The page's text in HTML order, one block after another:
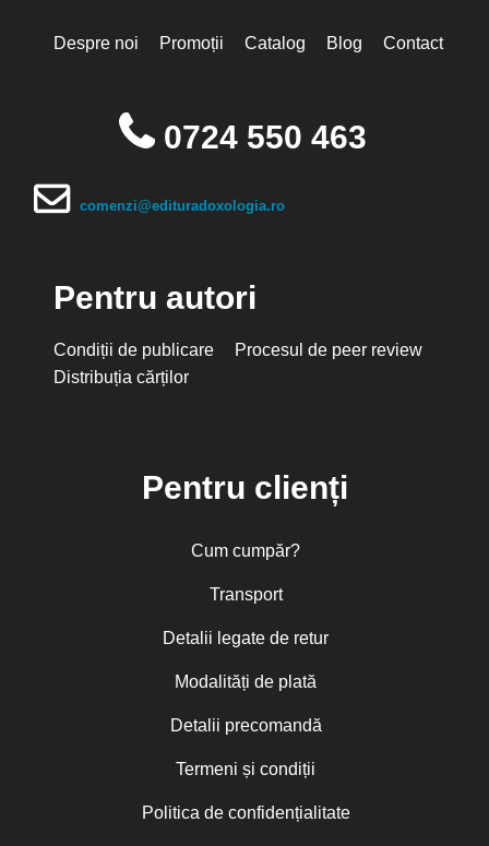
Despre noi Promoții Catalog Blog Contact
0724 550 463
comenzi@edituradoxologia.ro
Pentru autori
Condiții de publicare
Procesul de peer review
Distribuția cărților
Pentru clienți
Cum cumpăr?
Transport
Detalii legate de retur
Modalități de plată
Detalii precomandă
Termeni și condiții
Politica de confidențialitate